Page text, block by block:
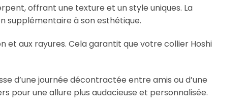
offrant une texture et un style uniques. La
supplémentaire à son esthétique.
et aux rayures. Cela garantit que votre collier Hoshi
d’une journée décontractée entre amis ou d’une
pour une allure plus audacieuse et personnalisée.